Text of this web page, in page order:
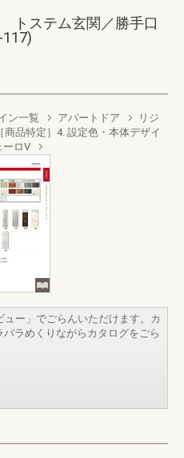
トステム玄関／勝手口
ン一覧 アパートドア
リジ
［商品特定］4. 設定色・本体デザイ
ーロV
ー」でごらんいただけます。カ
ラめくりながらカタログをごら